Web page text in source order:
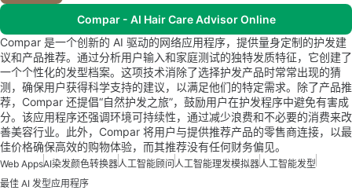
Compar - AI Hair Care Advisor Online
Compar 是一个创新的 AI 驱动的网络应用程序，提供量身定制的护发建
议和产品推荐。通过分析用户输入和家庭测试的独特发质特征，它创建了
一个个性化的发型档案。这项技术消除了选择护发产品时常常出现的猜
测，确保用户获得科学支持的建议，以满足他们的特定需求。除了产品推
荐，Compar 还提倡“自然护发之旅”，鼓励用户在护发程序中避免有害成
分。该应用程序还强调环境可持续性，通过减少浪费和不必要的消费来改
善美容行业。此外，Compar 将用户与提供推荐产品的零售商连接，以最
佳价格确保高效的购物体验，而其推荐没有任何财务偏见。
Web AppsAI染发颜色转换器人工智能顾问人工智能理发模拟器人工智能发型
最佳 AI 发型应用程序